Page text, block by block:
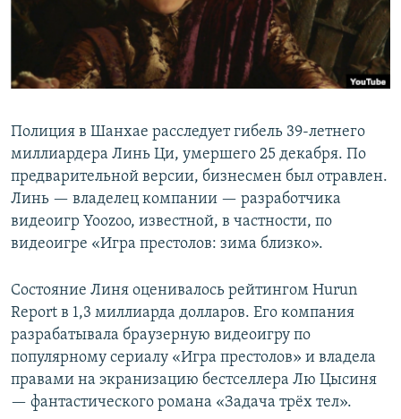
Полиция в Шанхае расследует гибель 39-летнего
миллиардера Линь Ци, умершего 25 декабря. По
предварительной версии, бизнесмен был отравлен.
Линь — владелец компании — разработчика
видеоигр Yoozoo, известной, в частности, по
видеоигре «Игра престолов: зима близко».
Состояние Линя оценивалось рейтингом Hurun
Report в 1,3 миллиарда долларов. Его компания
разрабатывала браузерную видеоигру по
популярному сериалу «Игра престолов» и владела
правами на экранизацию бестселлера Лю Цысиня
— фантастического романа «Задача трёх тел».